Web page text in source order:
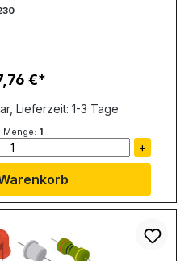
Preis:
€
Lieferzeit: 1-3 Tage
Menge: 1
+